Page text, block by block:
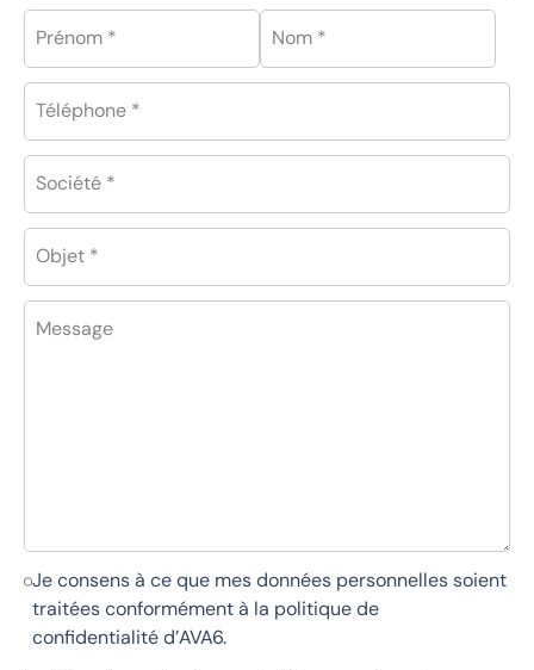
Prénom * Nom *
Téléphone *
Société *
Objet *
Message
Je consens à ce que mes données personnelles soient
traitées conformément à la politique de
confidentialité d’AVA6.